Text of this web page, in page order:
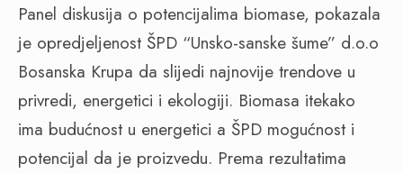
Panel diskusija o potencijalima biomase, pokazala
je opredjeljenost ŠPD “Unsko-sanske šume” d.o.o
Bosanska Krupa da slijedi najnovije trendove u
privredi, energetici i ekologiji. Biomasa itekako
ima budućnost u energetici a ŠPD mogućnost i
potencijal da je proizvedu. Prema rezultatima